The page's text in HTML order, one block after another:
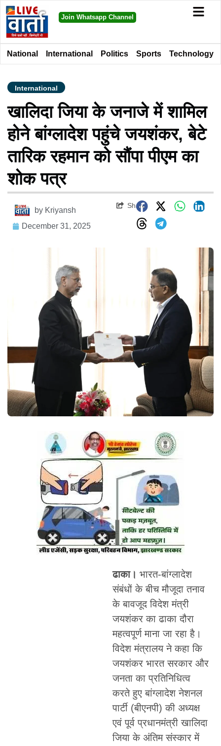
Join Whatsapp Channel
National International Politics Sports Technology
International
खालिदा जिया के जनाजे में शामिल
होने बांग्लादेश पहुंचे जयशंकर, बेटे
तारिक रहमान को सौंपा पीएम का
शोक पत्र
by Kriyansh
December 31, 2025
Share
ढाका। भारत-बांग्लादेश
संबंधों के बीच मौजूदा तनाव
के बावजूद विदेश मंत्री
जयशंकर का ढाका दौरा
महत्वपूर्ण माना जा रहा है।
विदेश मंत्रालय ने कहा कि
जयशंकर भारत सरकार और
जनता का प्रतिनिधित्व
करते हुए बांग्लादेश नेशनल
पार्टी (बीएनपी) की अध्यक्ष
एवं पूर्व प्रधानमंत्री खालिदा
जिया के अंतिम संस्कार में